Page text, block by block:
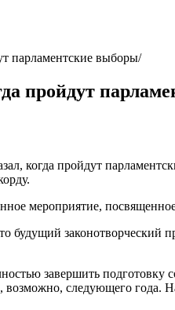
парламентские выборы
пройдут
когда пройдут
мероприятие,
будущий законотворческий
завершить подготовку
возможно, следующего года.